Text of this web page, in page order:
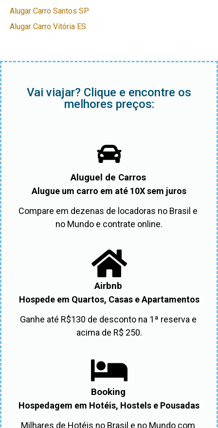
Alugar Carro Santos SP
Alugar Carro Vitória ES
Vai viajar? Clique e encontre os
melhores preços:
Aluguel de Carros
Alugue um carro em até 10X sem juros
Compare em dezenas de locadoras no Brasil e
no Mundo e contrate online.
Airbnb
Hospede em Quartos, Casas e Apartamentos
Ganhe até R$130 de desconto na 1ª reserva e
acima de R$ 250.
Booking
Hospedagem em Hotéis, Hostels e Pousadas
Milhares de Hotéis no Brasil e no Mundo com